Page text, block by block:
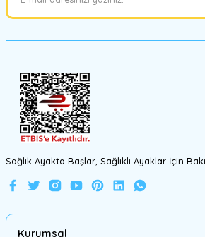
Sağlık Ayakta Başlar, Sağlıklı Ayaklar İçin
Kurumsal